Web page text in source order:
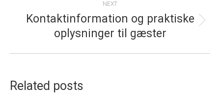
NEXT
Next
post:
Kontaktinformation og praktiske
oplysninger til gæster
Related posts